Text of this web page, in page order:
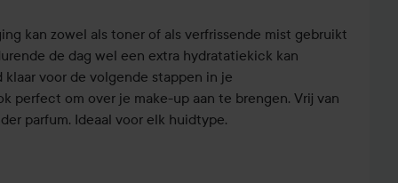
kan zowel als toner of als verfrissende mist gebruikt
de dag wel een extra hydratatiekick kan
voor de volgende stappen in je
perfect om over je make-up aan te brengen. Vrij van
parfum. Ideaal voor elk huidtype.